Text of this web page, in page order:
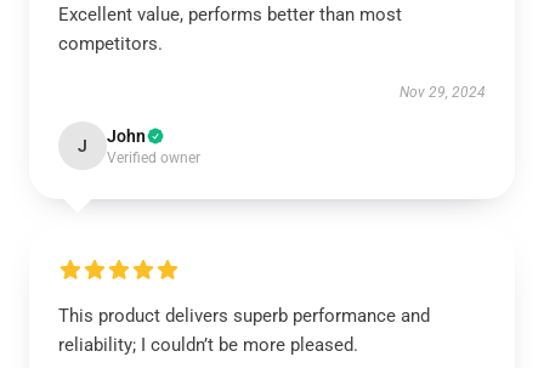
Excellent value, performs better than most
competitors.
Nov 29, 2024
J John
Verified owner
This product delivers superb performance and
reliability; I couldn’t be more pleased.